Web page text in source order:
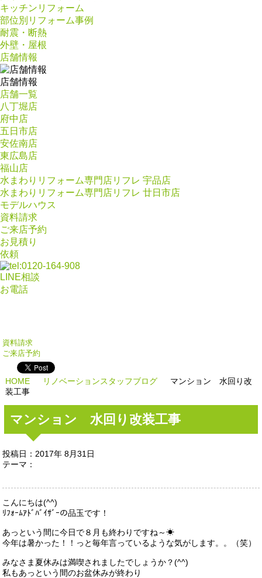
キッチンリフォーム
部位別リフォーム事例
耐震・断熱
外壁・屋根
店舗情報
店舗情報
店舗一覧
八丁堀店
府中店
五日市店
安佐南店
東広島店
福山店
水まわりリフォーム専門店リフレ 宇品店
水まわりリフォーム専門店リフレ 廿日市店
モデルハウス
資料請求
ご来店予約
お見積り
依頼
LINE相談
お電話
資料請求
ご来店予約
HOME リノベーションスタッフブログ
マンション 水回り改
装工事
マンション 水回り改装工事
投稿日：2017年 8月31日
テーマ：
こんにちは(^^)
ﾘﾌｫｰﾑｱﾄﾞﾊﾞｲｻﾞｰの品玉です！
あっという間に今日で８月も終わりですね～☀
今年は暑かった！！っと毎年言っているような気がします。。（笑）
みなさま夏休みは満喫されましたでしょうか？(^^)
私もあっという間のお盆休みが終わり